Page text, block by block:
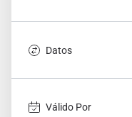
Datos
Válido Por